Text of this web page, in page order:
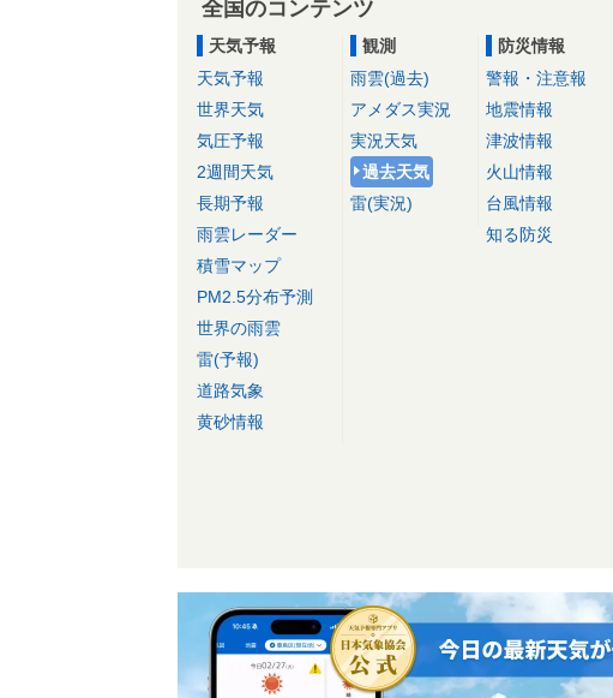
全国のコンテンツ
天気予報
天気予報
世界天気
気圧予報
2週間天気
長期予報
雨雲レーダー
積雪マップ
PM2.5分布予測
世界の雨雲
雷(予報)
道路気象
黄砂情報
観測
雨雲(過去)
アメダス実況
実況天気
過去天気
雷(実況)
防災情報
警報・注意報
地震情報
津波情報
火山情報
台風情報
知る防災